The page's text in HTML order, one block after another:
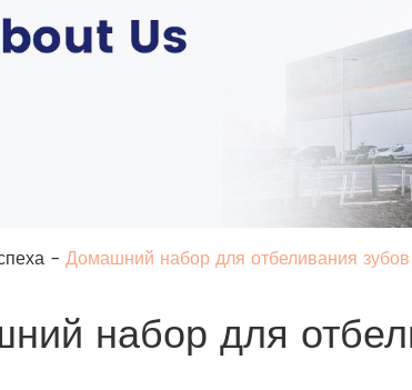
- Домашний набор для отбеливания
набор для